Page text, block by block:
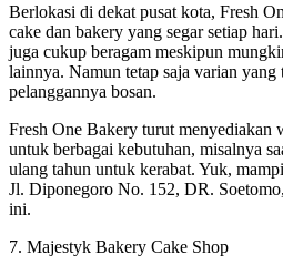
Berlokasi di dekat pusat kota, Fresh
cake dan bakery yang segar setiap
juga cukup beragam meskipun
lainnya. Namun tetap saja varian yang
pelanggannya bosan.
Fresh One Bakery turut menyediakan
untuk berbagai kebutuhan, misalnya
ulang tahun untuk kerabat. Yuk,
Jl. Diponegoro No. 152, DR.
ini.
7. Majestyk Bakery Cake Shop